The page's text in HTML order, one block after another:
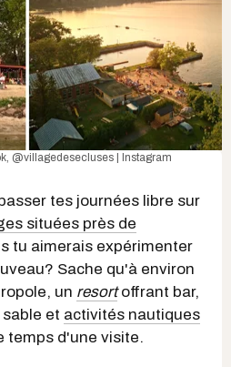
@villagedesecluses | Instagram
tes journées libre sur
situées près de
tu aimerais expérimenter
Sache qu'à environ
un resort offrant bar,
et activités nautiques
temps d'une visite.